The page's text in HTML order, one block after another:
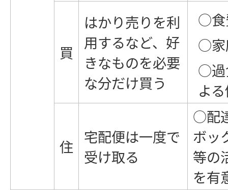
買
はかり売りを利
用するなど、好
きなものを必要
な分だけ買う
○食
○家
○過
よ
住 宅配便は一度で
受け取る
○配
ボッ
等の
を有